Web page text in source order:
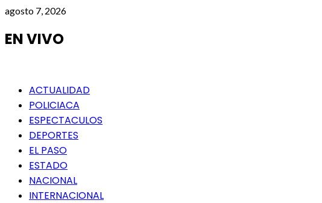
Saltar
contenido
agosto 7, 2026
EN VIVO
Menú
principal
ACTUALIDAD
POLICIACA
ESPECTACULOS
DEPORTES
EL PASO
ESTADO
NACIONAL
INTERNACIONAL